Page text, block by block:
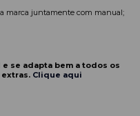
marca juntamente com manual;
se adapta bem a todos os
Clique aqui